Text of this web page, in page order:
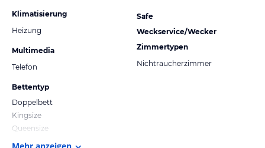
Klimatisierung
Heizung
Multimedia
Telefon
Bettentyp
Doppelbett
Kingsize
Queensize
Safe
Weckservice/Wecker
Zimmertypen
Nichtraucherzimmer